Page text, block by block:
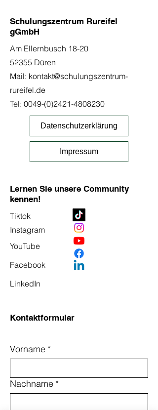
Schulungszentrum Rureifel
gGmbH
Am Ellernbusch 18-20
52355 Düren
Mail: kontakt@schulungszentrum-
rureifel.de
Tel: 0049-(0)2421-4808230
Datenschutzerklärung
Impressum
Lernen Sie unsere Community
kennen!
Tiktok
Instagram
YouTube
Facebook
LinkedIn
Kontaktformular
Vorname *
Nachname *